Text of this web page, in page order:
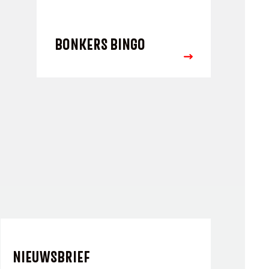
BONKERS BINGO
NIEUWSBRIEF